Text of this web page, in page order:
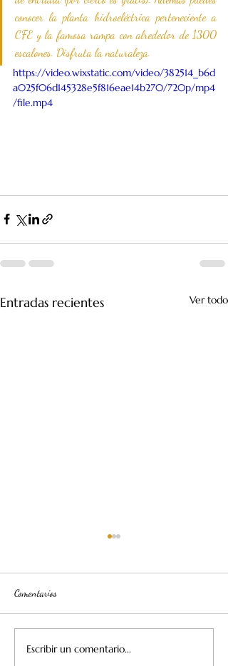
conocer la planta hidroeléctrica perteneciente a
CFE y la famosa rampa con alrededor de 1300
escalones. Disfruta la naturaleza.
https://video.wixstatic.com/video/382514_b6d
a025f06d145328e5f816eae14b270/720p/mp4
/file.mp4
Entradas recientes Ver todo
Primer torneo de pickleball para
Comentarios
Escribir un comentario...